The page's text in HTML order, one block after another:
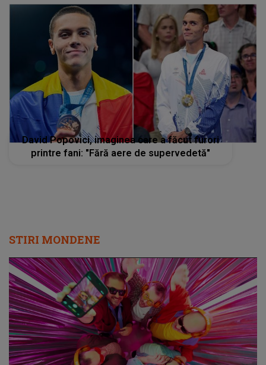
David Popovici, imaginea care a făcut furori
printre fani: "Fără aere de supervedetă"
STIRI MONDENE